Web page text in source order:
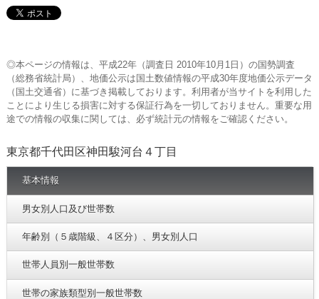
◎本ページの情報は、平成22年（調査日 2010年10月1日）の国勢調査
（総務省統計局）、地価公示は国土数値情報の平成30年度地価公示データ
（国土交通省）に基づき掲載しております。利用者が当サイトを利用した
ことにより生じる損害に対する保証行為を一切しておりません。重要な用
途での情報の収集に関しては、必ず統計元の情報をご確認ください。
東京都千代田区神田駿河台４丁目
基本情報
男女別人口及び世帯数
年齢別（５歳階級、４区分）、男女別人口
世帯人員別一般世帯数
世帯の家族類型別一般世帯数